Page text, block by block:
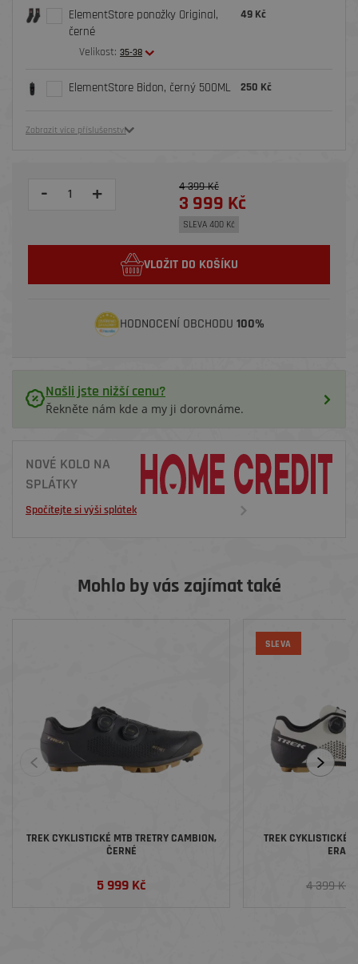
ElementStore ponožky Original,
černé
Velikost: 35-38
49 Kč
ElementStore Bidon, černý 500ML 250 Kč
Zobrazit více příslušenství
- + 4 399 Kč
3 999 Kč
SLEVA 400 Kč
VLOŽIT DO KOŠÍKU
HODNOCENÍ OBCHODU 100%
Našli jste nižší cenu?
Řekněte nám kde a my ji dorovnáme.
NOVÉ KOLO NA
SPLÁTKY
Spočítejte si výši splátek
Mohlo by vás zajímat také
TREK CYKLISTICKÉ MTB TRETRY CAMBION,
ČERNÉ
5 999 Kč
SLEVA
TREK CYKLISTICKÉ
ERA
4 399 Kč